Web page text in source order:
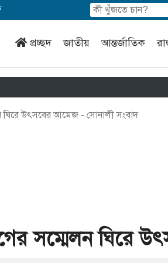
প্রচ্ছদ জাতীয় আন্তর্জাতিক
উৎসবের আমেজ - সোনালী সংবাদ
সম্মেলন ঘিরে